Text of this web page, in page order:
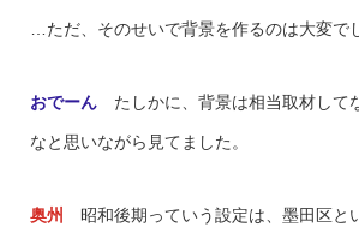
…ただ、そのせいで背景を作るのは大変で
おでーんたしかに、背景は相当取材して
なと思いながら見てました。
奥州 昭和後期っていう設定は、墨田区と